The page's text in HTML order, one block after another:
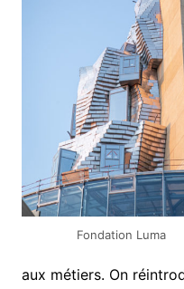
Fondation Luma
aux métiers. On